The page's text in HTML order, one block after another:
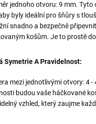
jednoho otvoru: 9 mm.
byly ideální pro šňůry s
snadno a bezpečně
košům. Je to prostě
Symetrie A Pravidelnost:
mezi jednotlivými otvory: 4 -
budou vaše háčkované
vzhled, který zaujme